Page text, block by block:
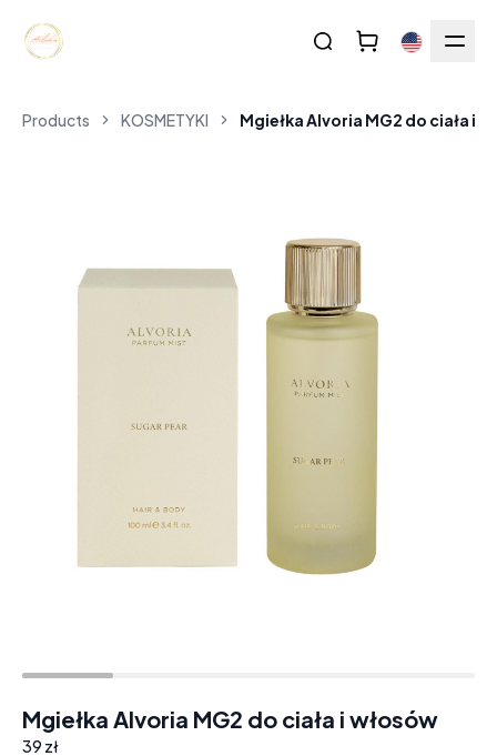
Products KOSMETYKI Mgiełka Alvoria MG2 do ciała i
Mgiełka Alvoria MG2 do ciała i włosów
39 zł